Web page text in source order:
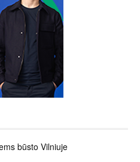
būsto Vilniuje